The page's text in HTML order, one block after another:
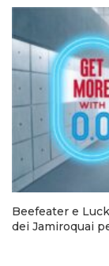
Beefeater e
dei Jamiroquai